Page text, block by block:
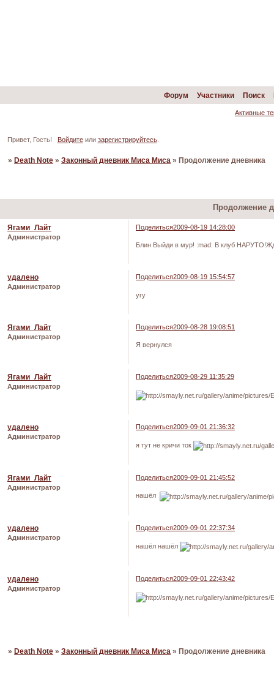
Форум Участники Поиск
Активные
Привет, Гость! Войдитеили зарегистрируйтесь.
»Death Note »Законный дневник Миса Миса »Продолжение дневника
Продолжение
Поделиться2009-08-19 14:28:00
Ягами_Лайт
Администратор
Блин Выйди в мур! :mad: В клуб
Поделиться2009-08-19 15:54:57
удалено
Администратор
угу
Поделиться2009-08-28 19:08:51
Ягами_Лайт
Администратор
Я вернулся
Поделиться2009-08-29 11:35:29
Ягами_Лайт
Администратор
Поделиться2009-09-01 21:36:32
удалено
Администратор
я тут не кричи ток
Поделиться2009-09-01 21:45:52
Ягами_Лайт
Администратор
нашёл
Поделиться2009-09-01 22:37:34
удалено
Администратор
нашёл нашёл
Поделиться2009-09-01 22:43:42
удалено
Администратор
» Death Note »Законный дневник Миса Миса » Продолжение дневника